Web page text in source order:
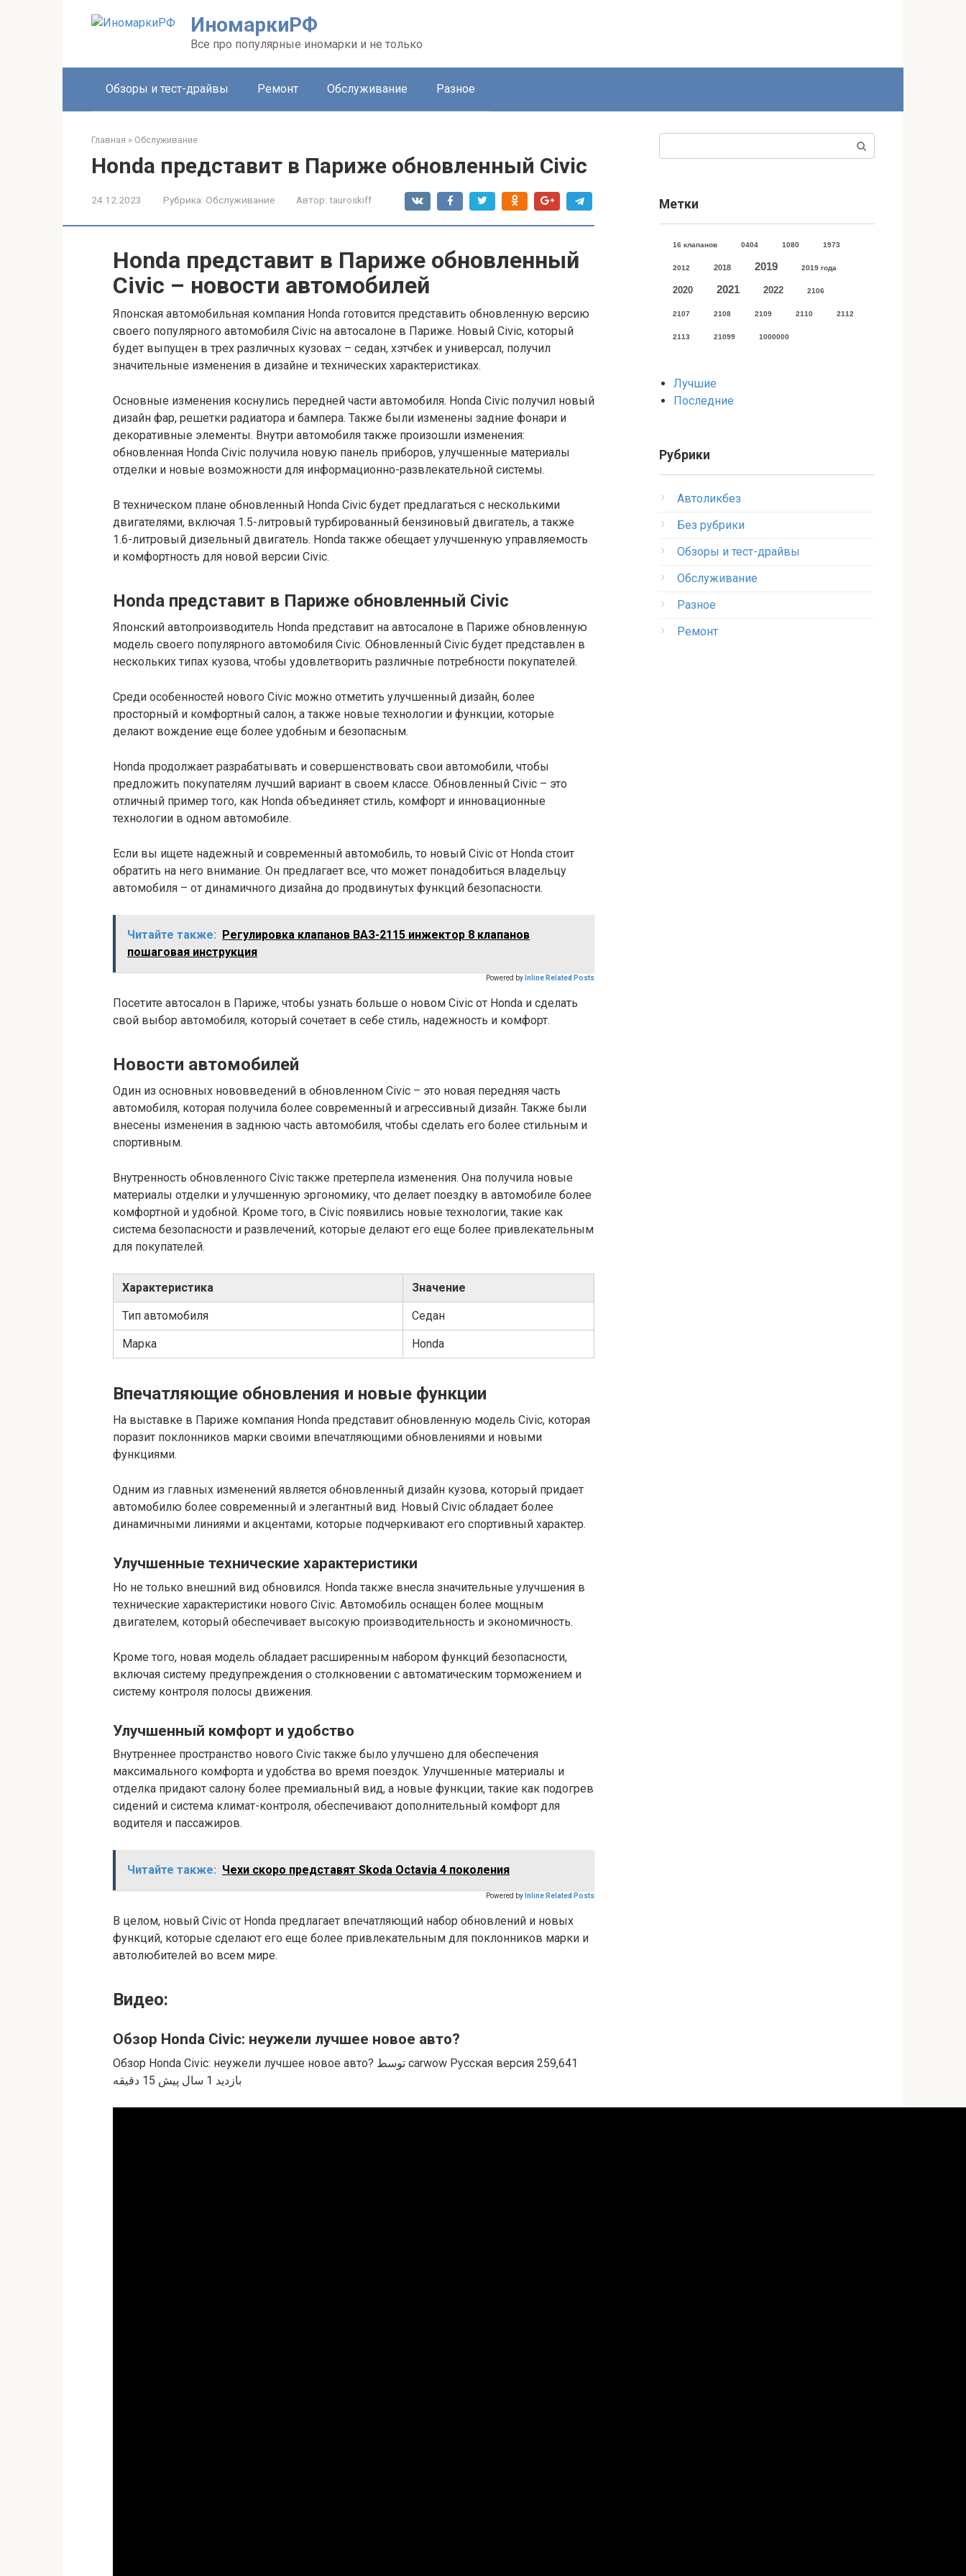
ИномаркиРФ
Все про популярные иномарки и не только
Обзоры и тест-драйвы Ремонт Обслуживание Разное
Главная » Обслуживание
Honda представит в Париже обновленный Civic
24.12.2023 Рубрика: Обслуживание Автор: tauroskiff
Honda представит в Париже обновленный
Civic – новости автомобилей
Японская автомобильная компания Honda готовится представить обновленную версию
своего популярного автомобиля Civic на автосалоне в Париже. Новый Civic, который
будет выпущен в трех различных кузовах – седан, хэтчбек и универсал, получил
значительные изменения в дизайне и технических характеристиках.
Основные изменения коснулись передней части автомобиля. Honda Civic получил новый
дизайн фар, решетки радиатора и бампера. Также были изменены задние фонари и
декоративные элементы. Внутри автомобиля также произошли изменения:
обновленная Honda Civic получила новую панель приборов, улучшенные материалы
отделки и новые возможности для информационно-развлекательной системы.
В техническом плане обновленный Honda Civic будет предлагаться с несколькими
двигателями, включая 1.5-литровый турбированный бензиновый двигатель, а также
1.6-литровый дизельный двигатель. Honda также обещает улучшенную управляемость
и комфортность для новой версии Civic.
Honda представит в Париже обновленный Civic
Японский автопроизводитель Honda представит на автосалоне в Париже обновленную
модель своего популярного автомобиля Civic. Обновленный Civic будет представлен в
нескольких типах кузова, чтобы удовлетворить различные потребности покупателей.
Среди особенностей нового Civic можно отметить улучшенный дизайн, более
просторный и комфортный салон, а также новые технологии и функции, которые
делают вождение еще более удобным и безопасным.
Honda продолжает разрабатывать и совершенствовать свои автомобили, чтобы
предложить покупателям лучший вариант в своем классе. Обновленный Civic – это
отличный пример того, как Honda объединяет стиль, комфорт и инновационные
технологии в одном автомобиле.
Если вы ищете надежный и современный автомобиль, то новый Civic от Honda стоит
обратить на него внимание. Он предлагает все, что может понадобиться владельцу
автомобиля – от динамичного дизайна до продвинутых функций безопасности.
Читайте также: Регулировка клапанов ВАЗ-2115 инжектор 8 клапанов
пошаговая инструкция
Powered by Inline Related Posts
Посетите автосалон в Париже, чтобы узнать больше о новом Civic от Honda и сделать
свой выбор автомобиля, который сочетает в себе стиль, надежность и комфорт.
Новости автомобилей
Один из основных нововведений в обновленном Civic – это новая передняя часть
автомобиля, которая получила более современный и агрессивный дизайн. Также были
внесены изменения в заднюю часть автомобиля, чтобы сделать его более стильным и
спортивным.
Внутренность обновленного Civic также претерпела изменения. Она получила новые
материалы отделки и улучшенную эргономику, что делает поездку в автомобиле более
комфортной и удобной. Кроме того, в Civic появились новые технологии, такие как
система безопасности и развлечений, которые делают его еще более привлекательным
для покупателей.
Характеристика Значение
Тип автомобиля Седан
Марка Honda
Впечатляющие обновления и новые функции
На выставке в Париже компания Honda представит обновленную модель Civic, которая
поразит поклонников марки своими впечатляющими обновлениями и новыми
функциями.
Одним из главных изменений является обновленный дизайн кузова, который придает
автомобилю более современный и элегантный вид. Новый Civic обладает более
динамичными линиями и акцентами, которые подчеркивают его спортивный характер.
Улучшенные технические характеристики
Но не только внешний вид обновился. Honda также внесла значительные улучшения в
технические характеристики нового Civic. Автомобиль оснащен более мощным
двигателем, который обеспечивает высокую производительность и экономичность.
Кроме того, новая модель обладает расширенным набором функций безопасности,
включая систему предупреждения о столкновении с автоматическим торможением и
систему контроля полосы движения.
Улучшенный комфорт и удобство
Внутреннее пространство нового Civic также было улучшено для обеспечения
максимального комфорта и удобства во время поездок. Улучшенные материалы и
отделка придают салону более премиальный вид, а новые функции, такие как подогрев
сидений и система климат-контроля, обеспечивают дополнительный комфорт для
водителя и пассажиров.
Читайте также: Чехи скоро представят Skoda Octavia 4 поколения
Powered by Inline Related Posts
В целом, новый Civic от Honda предлагает впечатляющий набор обновлений и новых
функций, которые сделают его еще более привлекательным для поклонников марки и
автолюбителей во всем мире.
Видео:
Обзор Honda Civic: неужели лучшее новое авто?
Обзор Honda Civic: неужели лучшее новое авто? توسط carwow Русская версия ‏259,641
بازدید 1 سال پیش 15 دقیقه
Метки
16 клапанов 0404 1080 1973
2012 2018 2019 2019 года
2020 2021 2022 2106
2107 2108 2109 2110 2112
2113 21099 1000000
Лучшие
Последние
Рубрики
Автоликбез
Без рубрики
Обзоры и тест-драйвы
Обслуживание
Разное
Ремонт